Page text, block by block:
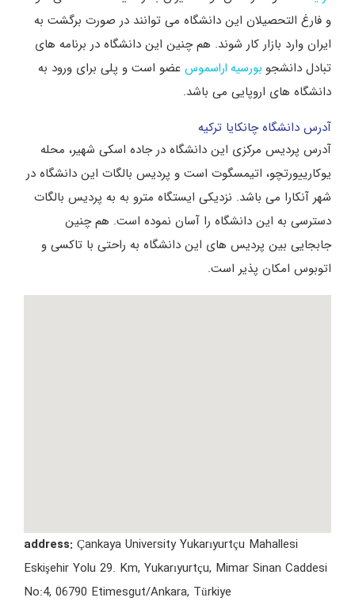
و فارغ التحصیلان این دانشگاه می توانند در صورت برگشت به
ایران وارد بازار کار شوند. هم چنین این دانشگاه در برنامه های
تبادل دانشجو بورسیه اراسموس عضو است و پلی برای ورود به
دانشگاه های اروپایی می باشد.
آدرس دانشگاه چانکایا ترکیه
آدرس پردیس مرکزی این دانشگاه در جاده اسکی شهیر، محله
یوکارییورتچو، اتیمسگوت است و پردیس بالگات این دانشگاه در
شهر آنکارا می باشد. نزدیکی ایستگاه مترو به به پردیس بالگات
دسترسی به این دانشگاه را آسان نموده است. هم چنین
جابجایی بین پردیس های این دانشگاه به راحتی با تاکسی و
اتوبوس امکان پذیر است.
address: Çankaya University Yukarıyurtçu Mahallesi
Eskişehir Yolu 29. Km, Yukarıyurtçu, Mimar Sinan Caddesi
No:4, 06790 Etimesgut/Ankara, Türkiye